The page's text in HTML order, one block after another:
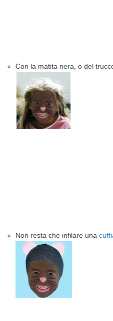
Con la matita nera, o del
Non resta che infilare una